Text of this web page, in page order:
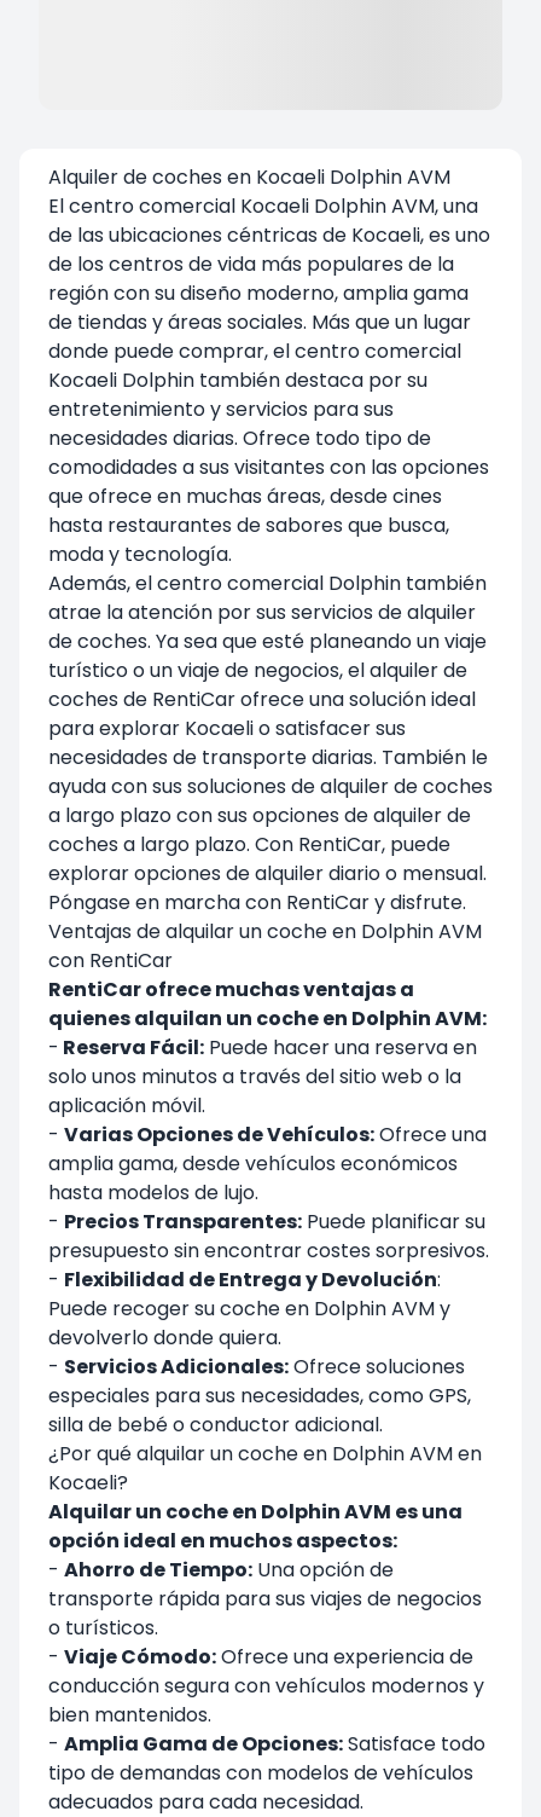
Alquiler de coches en Kocaeli Dolphin AVM
El centro comercial Kocaeli Dolphin AVM, una
de las ubicaciones céntricas de Kocaeli, es uno
de los centros de vida más populares de la
región con su diseño moderno, amplia gama
de tiendas y áreas sociales. Más que un lugar
donde puede comprar, el centro comercial
Kocaeli Dolphin también destaca por su
entretenimiento y servicios para sus
necesidades diarias. Ofrece todo tipo de
comodidades a sus visitantes con las opciones
que ofrece en muchas áreas, desde cines
hasta restaurantes de sabores que busca,
moda y tecnología.
Además, el centro comercial Dolphin también
atrae la atención por sus servicios de alquiler
de coches. Ya sea que esté planeando un viaje
turístico o un viaje de negocios, el alquiler de
coches de RentiCar ofrece una solución ideal
para explorar Kocaeli o satisfacer sus
necesidades de transporte diarias. También le
ayuda con sus soluciones de alquiler de coches
a largo plazo con sus opciones de alquiler de
coches a largo plazo. Con RentiCar, puede
explorar opciones de alquiler diario o mensual.
Póngase en marcha con RentiCar y disfrute.
Ventajas de alquilar un coche en Dolphin AVM
con RentiCar
RentiCar ofrece muchas ventajas a
quienes alquilan un coche en Dolphin AVM:
- Reserva Fácil: Puede hacer una reserva en
solo unos minutos a través del sitio web o la
aplicación móvil.
- Varias Opciones de Vehículos:Ofrece una
amplia gama, desde vehículos económicos
hasta modelos de lujo.
- Precios Transparentes: Puede planificar su
presupuesto sin encontrar costes sorpresivos.
- Flexibilidad de Entrega y Devolución:
Puede recoger su coche en Dolphin AVM y
devolverlo donde quiera.
- Servicios Adicionales:Ofrece soluciones
especiales para sus necesidades, como GPS,
silla de bebé o conductor adicional.
¿Por qué alquilar un coche en Dolphin AVM en
Kocaeli?
Alquilar un coche en Dolphin AVM es una
opción ideal en muchos aspectos:
- Ahorro de Tiempo: Una opción de
transporte rápida para sus viajes de negocios
o turísticos.
- Viaje Cómodo:Ofrece una experiencia de
conducción segura con vehículos modernos y
bien mantenidos.
- Amplia Gama de Opciones:Satisface todo
tipo de demandas con modelos de vehículos
adecuados para cada necesidad.